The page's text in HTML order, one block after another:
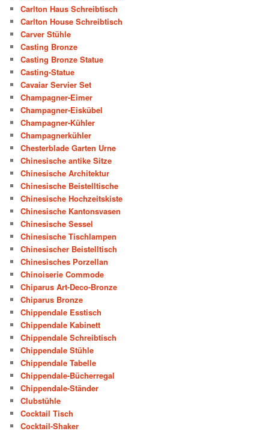
Carlton Haus Schreibtisch
Carlton House Schreibtisch
Carver Stühle
Casting Bronze
Casting Bronze Statue
Casting-Statue
Cavaiar Servier Set
Champagner-Eimer
Champagner-Eiskübel
Champagner-Kühler
Champagnerkühler
Chesterblade Garten Urne
Chinesische antike Sitze
Chinesische Architektur
Chinesische Beistelltische
Chinesische Hochzeitskiste
Chinesische Kantonsvasen
Chinesische Sessel
Chinesische Tischlampen
Chinesischer Beistelltisch
Chinesisches Porzellan
Chinoiserie Commode
Chiparus Art-Deco-Bronze
Chiparus Bronze
Chippendale Esstisch
Chippendale Kabinett
Chippendale Schreibtisch
Chippendale Stühle
Chippendale Tabelle
Chippendale-Bücherregal
Chippendale-Ständer
Clubstühle
Cocktail Tisch
Cocktail-Shaker